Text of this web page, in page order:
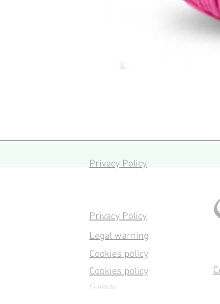
Privacy Policy
Privacy Policy
Legal warning
Cookies policy
Cookies policy
Contacta